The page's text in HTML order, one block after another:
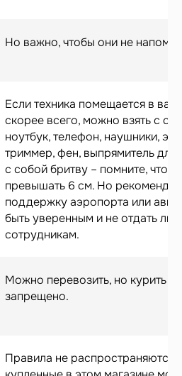
Но важно, чтобы они не
Если техника помещается в
скорее всего, можно взять с
ноутбук, телефон, наушники,
триммер, фен, выпрямитель для
с собой бритву – помните, что
превышать 6 см. Но
поддержку аэропорта или
быть уверенным и не отдать
сотрудникам.
Можно перевозить, но курить и
запрещено.
Правила не распространяются